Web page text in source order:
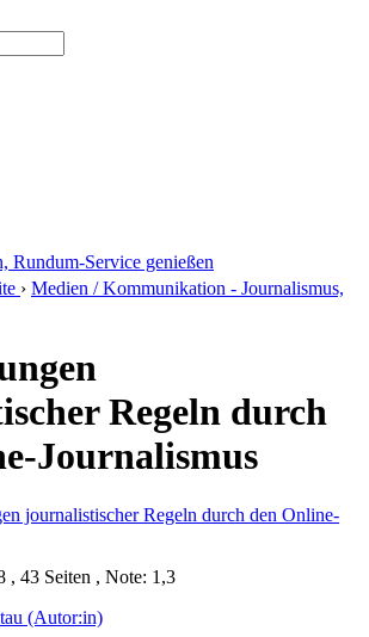
Rundum-Service genießen
› Medien / Kommunikation - Journalismus,
Regeln durch
Journalismus
, 43 Seiten , Note: 1,3
(Autor:in)